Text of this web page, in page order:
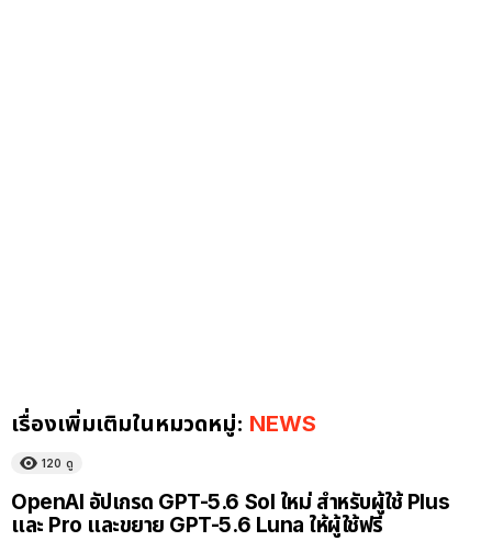
เรื่องเพิ่มเติมในหมวดหมู่: NEWS
120 ดู
OpenAI อัปเกรด GPT-5.6 Sol ใหม่ สำหรับผู้ใช้ Plus
และ Pro และขยาย GPT-5.6 Luna ให้ผู้ใช้ฟรี